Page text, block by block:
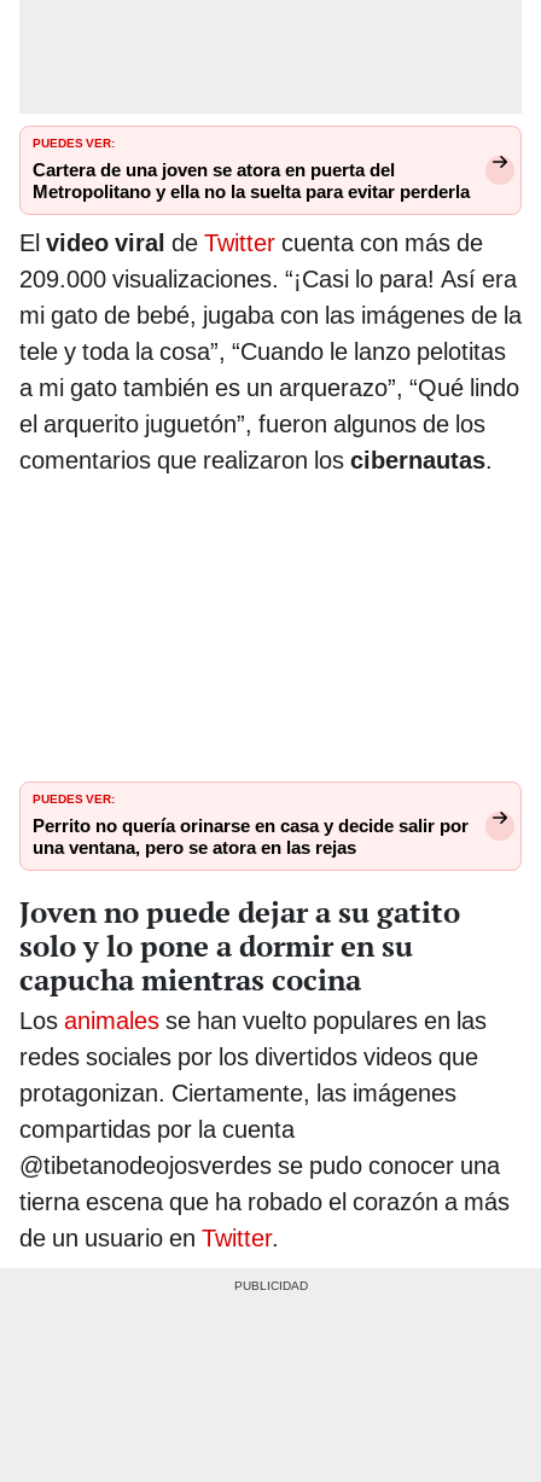
PUEDES VER:
Cartera de una joven se atora en puerta del
Metropolitano y ella no la suelta para evitar perderla
El video viral de Twitter cuenta con más de
209.000 visualizaciones. “¡Casi lo para! Así era
mi gato de bebé, jugaba con las imágenes de la
tele y toda la cosa”, “Cuando le lanzo pelotitas
a mi gato también es un arquerazo”, “Qué lindo
el arquerito juguetón”, fueron algunos de los
comentarios que realizaron los cibernautas.
PUEDES VER:
Perrito no quería orinarse en casa y decide salir por
una ventana, pero se atora en las rejas
Joven no puede dejar a su gatito
solo y lo pone a dormir en su
capucha mientras cocina
Los animales se han vuelto populares en las
redes sociales por los divertidos videos que
protagonizan. Ciertamente, las imágenes
compartidas por la cuenta
@tibetanodeojosverdes se pudo conocer una
tierna escena que ha robado el corazón a más
de un usuario en Twitter.